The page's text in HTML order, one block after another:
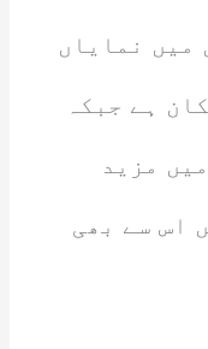
میں نمایاں
ہے جبکہ
مزید
اس سے بھی